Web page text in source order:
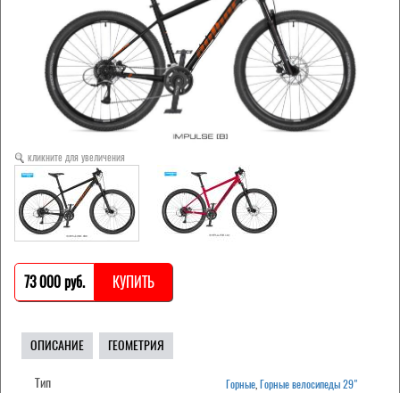
кликните для увеличения
73 000 pуб. КУПИТЬ
ОПИСАНИЕ ГЕОМЕТРИЯ
Тип Горные Горные велосипеды 29"